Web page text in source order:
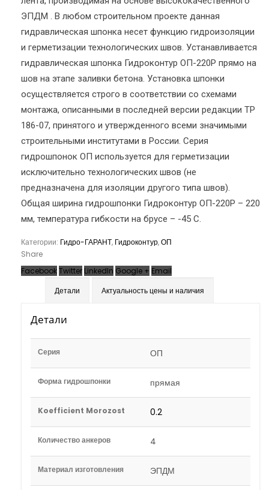
ЭПДМ . В любом строительном проекте данная
гидравлическая шпонка несет функцию гидроизоляции
и герметизации технологических швов. Устанавливается
гидравлическая шпонка Гидроконтур ОП-220Р прямо на
шов на этапе заливки бетона. Установка шпонки
осуществляется строго в соответствии со схемами
монтажа, описанными в последней версии редакции ТР
186-07, принятого и утвержденного всеми значимыми
строительными институтами в России. Серия
гидрошпонок ОП используется для герметизации
исключительно технологических швов (не
предназначена для изоляции другого типа швов).
Общая ширина гидрошпонки Гидроконтур ОП-220Р – 220
мм, температура гибкости на брусе – -45 С.
Категории: Гидро-ГАРАНТ, Гидроконтур,ОП
Share
FacebookTwitter LinkedIn Google + Email
Детали
Актуальность цены и наличия
Детали
Серия ОП
Форма гидрошпонки прямая
Koefficient Morozost 0.2
Количество анкеров 4
Материал изготовления ЭПДМ